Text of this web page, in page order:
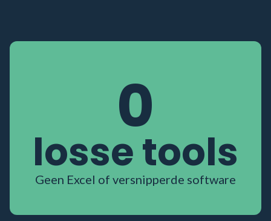
0
losse tools
Geen Excel of versnipperde software